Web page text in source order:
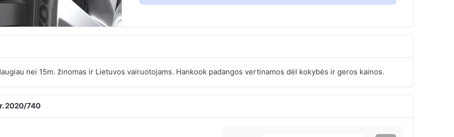
nei 15m. žinomas ir Lietuvos vairuotojams. Hankook padangos vertinamos dėl kokybės ir geros kainos.
2020/740